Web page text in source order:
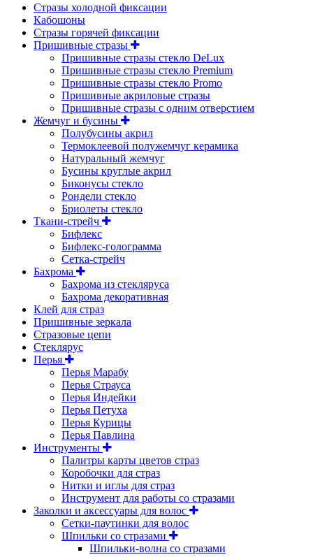
Стразы холодной фиксации
Кабошоны
Стразы горячей фиксации
Пришивные стразы
Пришивные стразы стекло DeLux
Пришивные стразы стекло Premium
Пришивные стразы стекло Promo
Пришивные акриловые стразы
Пришивные стразы с одним отверстием
Жемчуг и бусины
Полубусины акрил
Термоклеевой полужемчуг керамика
Натуральный жемчуг
Бусины круглые акрил
Биконусы стекло
Рондели стекло
Бриолеты стекло
Ткани-стрейч
Бифлекс
Бифлекс-голограмма
Сетка-стрейч
Бахрома
Бахрома из стекляруса
Бахрома декоративная
Клей для страз
Пришивные зеркала
Cтразовые цепи
Стеклярус
Перья
Перья Марабу
Перья Страуса
Перья Индейки
Перья Петуха
Перья Курицы
Перья Павлина
Инструменты
Палитры карты цветов страз
Коробочки для страз
Нитки и иглы для страз
Инструмент для работы со стразами
Заколки и аксессуары для волос
Сетки-паутинки для волос
Шпильки со стразами
Шпильки-волна со стразами